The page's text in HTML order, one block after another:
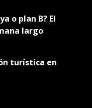
o plan B? El
largo
turística en